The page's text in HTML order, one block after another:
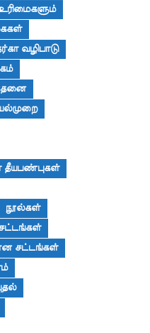
வழிபாடு
தீயபண்புகள்
நூல்கள்
சட்டங்கள்